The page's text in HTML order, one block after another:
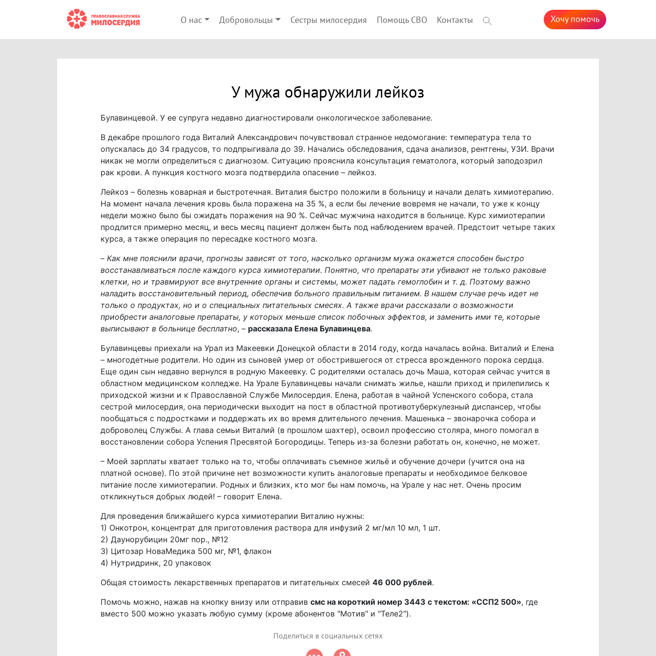
О нас Добровольцы Сестры милосердия Помощь СВО Контакты Хочу помочь
У мужа обнаружили лейкоз
Булавинцевой. У ее супруга недавно диагностировали онкологическое заболевание.
В декабре прошлого года Виталий Александрович почувствовал странное недомогание: температура тела то
опускалась до 34 градусов, то подпрыгивала до 39. Начались обследования, сдача анализов, рентгены, УЗИ. Врачи
никак не могли определиться с диагнозом. Ситуацию прояснила консультация гематолога, который заподозрил
рак крови. А пункция костного мозга подтвердила опасение – лейкоз.
Лейкоз – болезнь коварная и быстротечная. Виталия быстро положили в больницу и начали делать химиотерапию.
На момент начала лечения кровь была поражена на 35 %, а если бы лечение вовремя не начали, то уже к концу
недели можно было бы ожидать поражения на 90 %. Сейчас мужчина находится в больнице. Курс химиотерапии
продлится примерно месяц, и весь месяц пациент должен быть под наблюдением врачей. Предстоит четыре таких
курса, а также операция по пересадке костного мозга.
– Как мне пояснили врачи, прогнозы зависят от того, насколько организм мужа окажется способен быстро
восстанавливаться после каждого курса химиотерапии. Понятно, что препараты эти убивают не только раковые
клетки, но и травмируют все внутренние органы и системы, может падать гемоглобин и т. д. Поэтому важно
наладить восстановительный период, обеспечив больного правильным питанием. В нашем случае речь идет не
только о продуктах, но и о специальных питательных смесях. А также врачи рассказали о возможности
приобрести аналоговые препараты, у которых меньше список побочных эффектов, и заменить ими те, которые
выписывают в больнице бесплатно, – рассказала Елена Булавинцева.
Булавинцевы приехали на Урал из Макеевки Донецкой области в 2014 году, когда началась война. Виталий и Елена
– многодетные родители. Но один из сыновей умер от обострившегося от стресса врожденного порока сердца.
Еще один сын недавно вернулся в родную Макеевку. С родителями осталась дочь Маша, которая сейчас учится в
областном медицинском колледже. На Урале Булавинцевы начали снимать жилье, нашли приход и прилепились к
приходской жизни и к Православной Службе Милосердия. Елена, работая в чайной Успенского собора, стала
сестрой милосердия, она периодически выходит на пост в областной противотуберкулезный диспансер, чтобы
пообщаться с подростками и поддержать их во время длительного лечения. Машенька – звонарочка собора и
доброволец Службы. А глава семьи Виталий (в прошлом шахтер), освоил профессию столяра, много помогал в
восстановлении собора Успения Пресвятой Богородицы. Теперь из-за болезни работать он, конечно, не может.
– Моей зарплаты хватает только на то, чтобы оплачивать съемное жильё и обучение дочери (учится она на
платной основе). По этой причине нет возможности купить аналоговые препараты и необходимое белковое
питание после химиотерапии. Родных и близких, кто мог бы нам помочь, на Урале у нас нет. Очень просим
откликнуться добрых людей! – говорит Елена.
Для проведения ближайшего курса химиотерапии Виталию нужны:
1) Онкотрон, концентрат для приготовления раствора для инфузий 2 мг/мл 10 мл, 1 шт.
2) Даунорубицин 20мг пор., №12
3) Цитозар НоваМедика 500 мг, №1, флакон
4) Нутридринк, 20 упаковок
Общая стоимость лекарственных препаратов и питательных смесей 46 000 рублей.
Помочь можно, нажав на кнопку внизу или отправив смс на короткий номер 3443 с текстом: «ССП2 500», где
вместо 500 можно указать любую сумму (кроме абонентов "Мотив" и "Теле2").
Поделиться в социальных сетях